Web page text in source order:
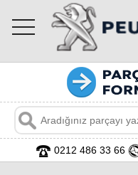
toggle
navigation
0212 486 33 66